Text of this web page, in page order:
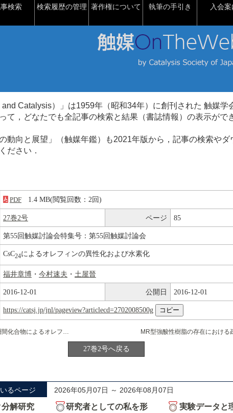
検索 検索履歴の管理 著作権について 執筆の手引き 入会案
and Catalysis）」は1959年（昭和34年）に創刊された 触媒学
て，どなたでも全記事の検索と結果（書誌情報）の表示が
動向と展望」（触媒年鑑）も2021年版から，記事の検索や
ださい．
PDF 1.4 MB(閲覧回数：2回)
27巻2号 ページ 85
第55回触媒討論会特集号：第55回触媒討論会
CsC24によるオレフィンの異性化および水素化
福井章博 ・ 今村速夫 ・ 土屋晉
2016-12-01 公開日 2016-12-01
https://catsj.jp/jnl/pageview?articlecd=2702008500g
粘度鉱物-金属錯体層間化合物によるオレフィンの水素化反応
27巻2号へ戻る
るページ 2026年05月07日 ～ 2026年08月07日
解研究
研究者としての私を形
実験データと